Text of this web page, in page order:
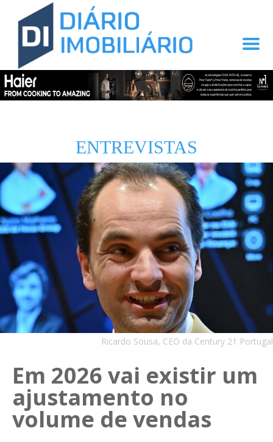
ENTREVISTAS
Ricardo Sousa, CEO da Century 21 Portugal
Em 2026 vai existir um
ajustamento no
volume de vendas